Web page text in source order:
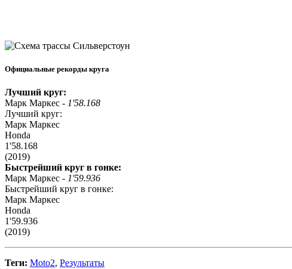
Официальные рекорды круга
Лучший круг:
Марк Маркес - 1'58.168
Лучший круг:
Марк Маркес
Honda
1'58.168
(2019)
Быстрейший круг в гонке:
Марк Маркес - 1'59.936
Быстрейший круг в гонке:
Марк Маркес
Honda
1'59.936
(2019)
Теги: Moto2, Результаты